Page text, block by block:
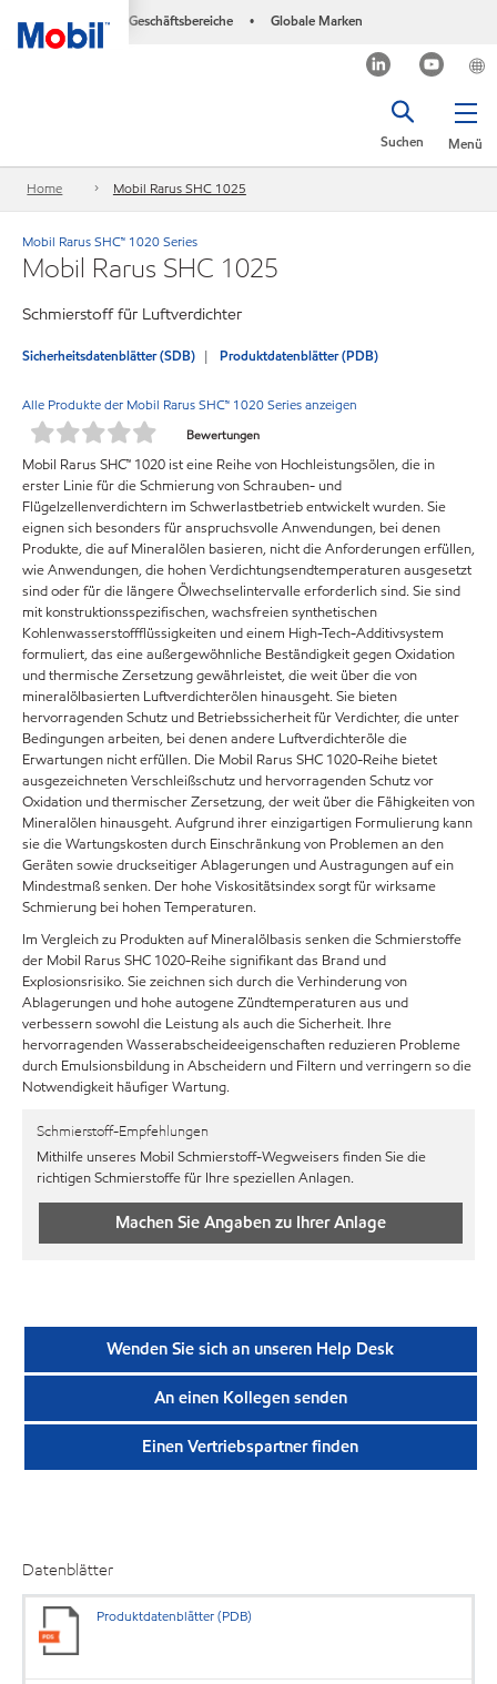
Geschäftsbereiche • Globale Marken
Menü
Suchen
Home Mobil Rarus SHC 1025
Mobil Rarus SHC™ 1020 Series
Mobil Rarus SHC 1025
Schmierstoff für Luftverdichter
Sicherheitsdatenblätter (SDB) Produktdatenblätter (PDB)
Alle Produkte der Mobil Rarus SHC™ 1020 Series anzeigen
Bewertungen
Mobil Rarus SHC™ 1020 ist eine Reihe von Hochleistungsölen, die in
erster Linie für die Schmierung von Schrauben- und
Flügelzellenverdichtern im Schwerlastbetrieb entwickelt wurden. Sie
eignen sich besonders für anspruchsvolle Anwendungen, bei denen
Produkte, die auf Mineralölen basieren, nicht die Anforderungen erfüllen,
wie Anwendungen, die hohen Verdichtungsendtemperaturen ausgesetzt
sind oder für die längere Ölwechselintervalle erforderlich sind. Sie sind
mit konstruktionsspezifischen, wachsfreien synthetischen
Kohlenwasserstoffflüssigkeiten und einem High-Tech-Additivsystem
formuliert, das eine außergewöhnliche Beständigkeit gegen Oxidation
und thermische Zersetzung gewährleistet, die weit über die von
mineralölbasierten Luftverdichterölen hinausgeht. Sie bieten
hervorragenden Schutz und Betriebssicherheit für Verdichter, die unter
Bedingungen arbeiten, bei denen andere Luftverdichteröle die
Erwartungen nicht erfüllen. Die Mobil Rarus SHC 1020-Reihe bietet
ausgezeichneten Verschleißschutz und hervorragenden Schutz vor
Oxidation und thermischer Zersetzung, der weit über die Fähigkeiten von
Mineralölen hinausgeht. Aufgrund ihrer einzigartigen Formulierung kann
sie die Wartungskosten durch Einschränkung von Problemen an den
Geräten sowie druckseitiger Ablagerungen und Austragungen auf ein
Mindestmaß senken. Der hohe Viskositätsindex sorgt für wirksame
Schmierung bei hohen Temperaturen.
Im Vergleich zu Produkten auf Mineralölbasis senken die Schmierstoffe
der Mobil Rarus SHC 1020-Reihe signifikant das Brand und
Explosionsrisiko. Sie zeichnen sich durch die Verhinderung von
Ablagerungen und hohe autogene Zündtemperaturen aus und
verbessern sowohl die Leistung als auch die Sicherheit. Ihre
hervorragenden Wasserabscheideeigenschaften reduzieren Probleme
durch Emulsionsbildung in Abscheidern und Filtern und verringern so die
Notwendigkeit häufiger Wartung.
Schmierstoff-Empfehlungen
Mithilfe unseres Mobil Schmierstoff-Wegweisers finden Sie die
richtigen Schmierstoffe für Ihre speziellen Anlagen.
Machen Sie Angaben zu Ihrer Anlage
Wenden Sie sich an unseren Help Desk
An einen Kollegen senden
Einen Vertriebspartner finden
Datenblätter
Produktdatenblätter (PDB)